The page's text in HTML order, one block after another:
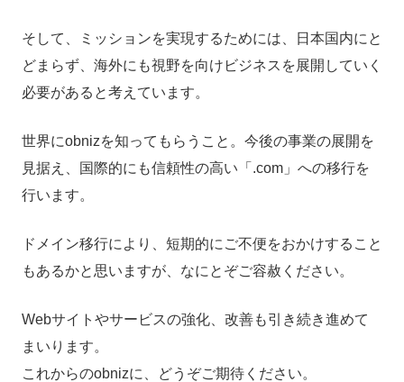
そして、ミッションを実現するためには、日本国内にと
どまらず、海外にも視野を向けビジネスを展開していく
必要があると考えています。
世界にobnizを知ってもらうこと。今後の事業の展開を
見据え、国際的にも信頼性の高い「.com」への移行を
行います。
ドメイン移行により、短期的にご不便をおかけすること
もあるかと思いますが、なにとぞご容赦ください。
Webサイトやサービスの強化、改善も引き続き進めて
まいります。
これからのobnizに、どうぞご期待ください。